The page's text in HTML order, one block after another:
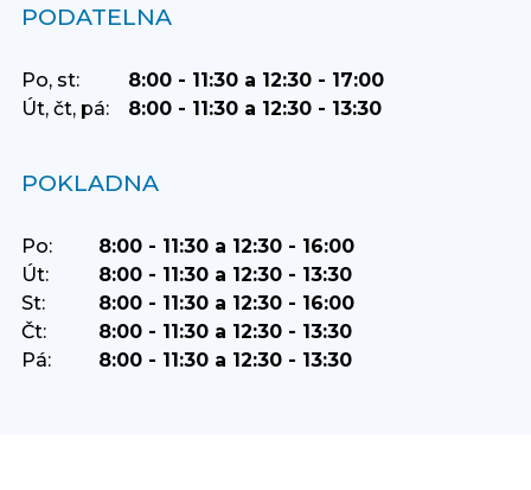
PODATELNA
Po, st:
8:00 - 11:30 a 12:30 - 17:00
Út, čt, pá:
8:00 - 11:30 a 12:30 - 13:30
POKLADNA
Po:
8:00 - 11:30 a 12:30 - 16:00
Út:
8:00 - 11:30 a 12:30 - 13:30
St:
8:00 - 11:30 a 12:30 - 16:00
Čt:
8:00 - 11:30 a 12:30 - 13:30
Pá:
8:00 - 11:30 a 12:30 - 13:30